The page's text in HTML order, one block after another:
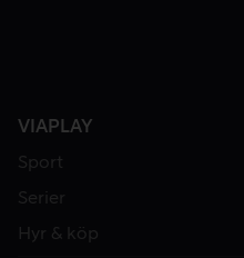
VIAPLAY
Sport
Serier
Hyr & köp